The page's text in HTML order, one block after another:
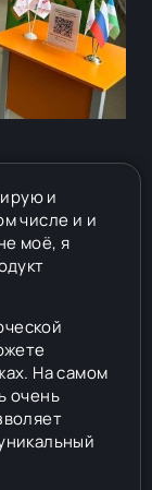
и
числе и и
моё, я
На самом
очень